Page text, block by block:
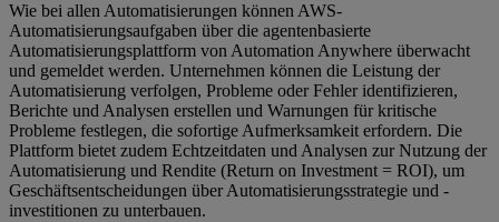
Wie bei allen Automatisierungen können AWS-
Automatisierungsaufgaben über die agentenbasierte
Automatisierungsplattform von Automation Anywhere überwacht
und gemeldet werden. Unternehmen können die Leistung der
Automatisierung verfolgen, Probleme oder Fehler identifizieren,
Berichte und Analysen erstellen und Warnungen für kritische
Probleme festlegen, die sofortige Aufmerksamkeit erfordern. Die
Plattform bietet zudem Echtzeitdaten und Analysen zur Nutzung der
Automatisierung und Rendite (Return on Investment = ROI), um
Geschäftsentscheidungen über Automatisierungsstrategie und -
investitionen zu unterbauen.